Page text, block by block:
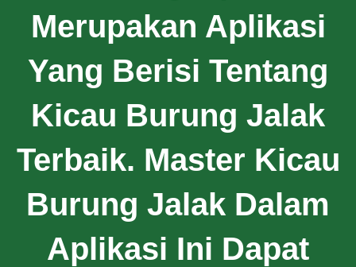
Merupakan Aplikasi
Yang Berisi Tentang
Kicau Burung Jalak
Terbaik. Master Kicau
Burung Jalak Dalam
Aplikasi Ini Dapat